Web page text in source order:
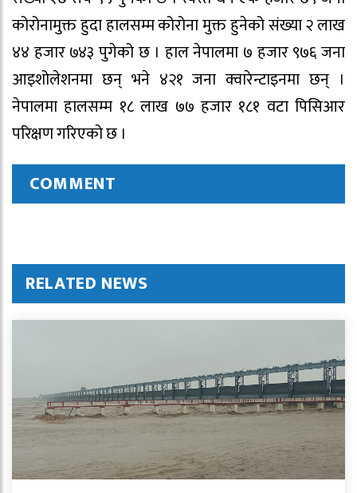
कोरोनामुक्त हुदा हालसम्म कोरोना मुक्त हुनेको संख्या २ लाख
४४ हजार ७४३ पुगेको छ । हाल नेपालमा ७ हजार ९७६ जना
आइशोलेशनमा छन् भने ४२१ जना क्वारेन्टाइनमा छन् ।
नेपालमा हालसम्म १८ लाख ७७ हजार १८१ वटा पिसिआर
परिक्षण गरिएको छ ।
COMMENT
RELATED NEWS